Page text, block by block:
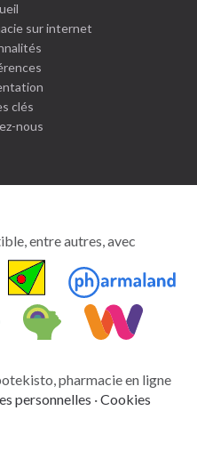
sur internet
clés
nous
entre autres, avec
votre
santé
pharmacie en ligne
personnelles ·Cookies